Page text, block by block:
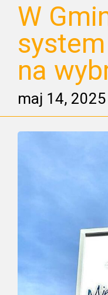
W
na
maj 14, 2025